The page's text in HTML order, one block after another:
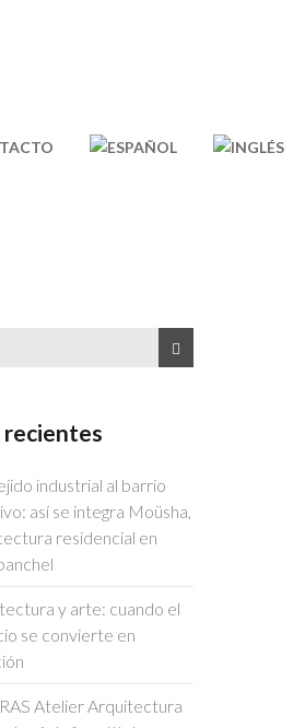
recientes
industrial al barrio
así se integra Moüsha,
residencial en
y arte: cuando el
se convierte en
Atelier Arquitectura